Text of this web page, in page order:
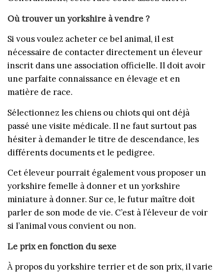
Où trouver un yorkshire à vendre ?
Si vous voulez acheter ce bel animal, il est
nécessaire de contacter directement un éleveur
inscrit dans une association officielle. Il doit avoir
une parfaite connaissance en élevage et en
matière de race.
Sélectionnez les chiens ou chiots qui ont déjà
passé une visite médicale. Il ne faut surtout pas
hésiter à demander le titre de descendance, les
différents documents et le pedigree.
Cet éleveur pourrait également vous proposer un
yorkshire femelle à donner et un yorkshire
miniature à donner. Sur ce, le futur maître doit
parler de son mode de vie. C’est à l’éleveur de voir
si l’animal vous convient ou non.
Le prix en fonction du sexe
À propos du yorkshire terrier et de son prix, il varie